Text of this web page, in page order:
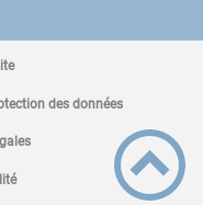
des données